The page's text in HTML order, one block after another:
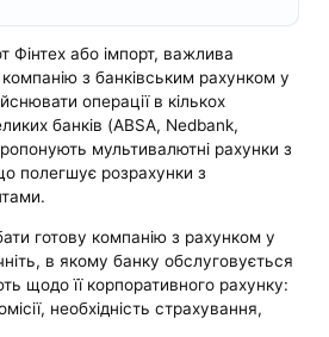
Фінтех або імпорт, важлива
з банківським рахунком у
операції в кількох
банків (ABSA, Nedbank,
мультивалютні рахунки з
полегшує розрахунки з
готову компанію з рахунком у
в якому банку обслуговується
щодо її корпоративного рахунку:
необхідність страхування,